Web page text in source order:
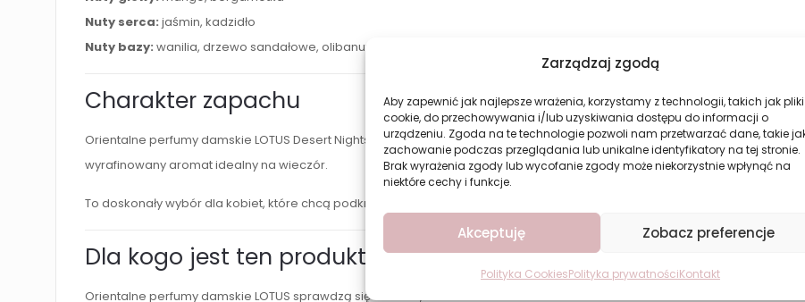
Zarządzaj zgodą
Aby zapewnić jak najlepsze wrażenia, korzystamy z technologii, takich jak pliki
cookie, do przechowywania i/lub uzyskiwania dostępu do informacji o
urządzeniu. Zgoda na te technologie pozwoli nam przetwarzać dane, takie
zachowanie podczas przeglądania lub unikalne identyfikatory na tej stronie.
Brak wyrażenia zgody lub wycofanie zgody może niekorzystnie wpłynąć na
niektóre cechy i funkcje.
Akceptuję Zobacz preferencje
Polityka CookiesPolityka prywatnościKontakt
Nuty serca: jaśmin, kadzidło
Nuty bazy: wanilia, drzewo sandałowe, olibanum
Charakter zapachu
Orientalne perfumy damskie LOTUS Desert Nights to kompozycja głęboka, elegancka i niezwykle kobieca. Połączenie
wyrafinowany aromat idealny na wieczór.
To doskonały wybór dla kobiet, które chcą podkreślić swój indywidualny styl oraz pewność siebie.
Dla kogo jest ten produkt?
Orientalne perfumy damskie LOTUS sprawdzą się u kobiet, które: